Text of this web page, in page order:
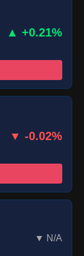
▲ +0.21%
▼ -0.02%
▼ N/A